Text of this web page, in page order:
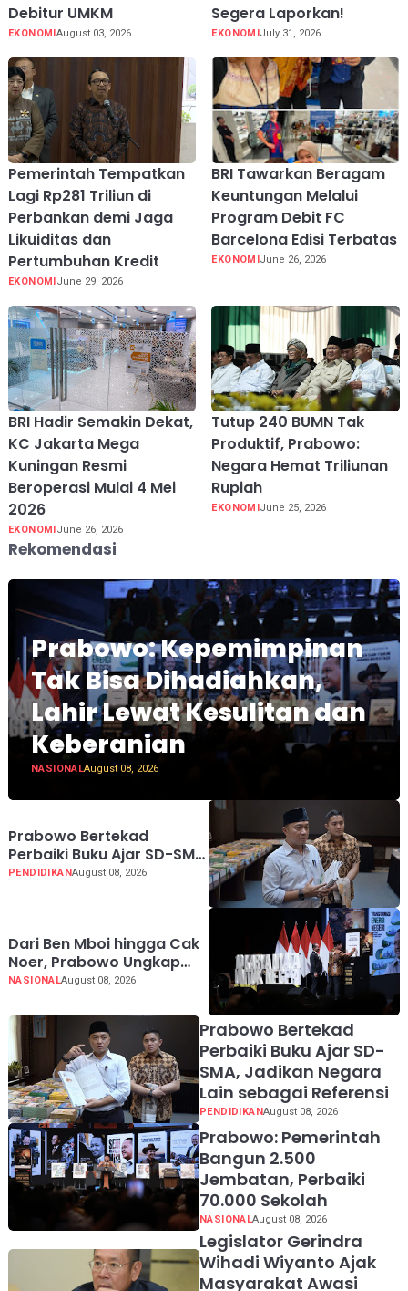
Debitur UMKM
EKONOMIAugust 03, 2026
Segera Laporkan!
EKONOMIJuly 31, 2026
Pemerintah Tempatkan
Lagi Rp281 Triliun di
Perbankan demi Jaga
Likuiditas dan
Pertumbuhan Kredit
EKONOMIJune 29, 2026
BRI Tawarkan Beragam
Keuntungan Melalui
Program Debit FC
Barcelona Edisi Terbatas
EKONOMIJune 26, 2026
BRI Hadir Semakin Dekat,
KC Jakarta Mega
Kuningan Resmi
Beroperasi Mulai 4 Mei
2026
EKONOMIJune 26, 2026
Tutup 240 BUMN Tak
Produktif, Prabowo:
Negara Hemat Triliunan
Rupiah
EKONOMIJune 25, 2026
Rekomendasi
Prabowo: Kepemimpinan
Tak Bisa Dihadiahkan,
Lahir Lewat Kesulitan dan
Keberanian
NASIONALAugust 08, 2026
Prabowo Bertekad
Perbaiki Buku Ajar SD-SMA,
Jadikan Negara Lain
PENDIDIKANAugust 08, 2026
Dari Ben Mboi hingga Cak
Noer, Prabowo Ungkap
Makna Kepemimpinan:
Gunakan Akal Sehat
NASIONALAugust 08, 2026
Prabowo Bertekad
Perbaiki Buku Ajar SD-
SMA, Jadikan Negara
Lain sebagai Referensi
PENDIDIKANAugust 08, 2026
Prabowo: Pemerintah
Bangun 2.500
Jembatan, Perbaiki
70.000 Sekolah
NASIONALAugust 08, 2026
Legislator Gerindra
Wihadi Wiyanto Ajak
Masyarakat Awasi